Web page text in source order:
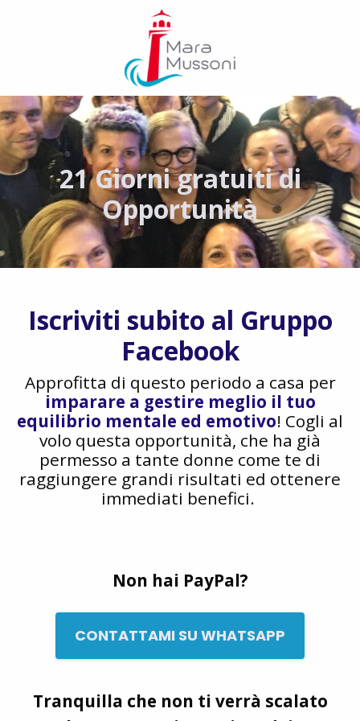
21 Giorni gratuiti di
Opportunità
Iscriviti subito al Gruppo
Facebook
Approfitta di questo periodo a casa per
imparare a gestire meglio il tuo
equilibrio mentale ed emotivo! Cogli al
volo questa opportunità, che ha già
permesso a tante donne come te di
raggiungere grandi risultati ed ottenere
immediati benefici.
Non hai PayPal?
CONTATTAMI SU WHATSAPP
Tranquilla che non ti verrà scalato